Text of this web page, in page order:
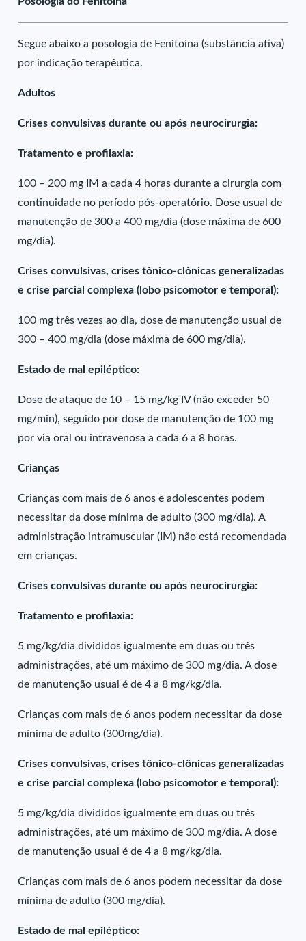
Segue abaixo a posologia de Fenitoína (substância ativa)
por indicação terapêutica.
Adultos
Crises convulsivas durante ou após neurocirurgia:
Tratamento e profilaxia:
100 – 200 mg IM a cada 4 horas durante a cirurgia com
continuidade no período pós-operatório. Dose usual de
manutenção de 300 a 400 mg/dia (dose máxima de 600
mg/dia).
Crises convulsivas, crises tônico-clônicas generalizadas
e crise parcial complexa (lobo psicomotor e temporal):
100 mg três vezes ao dia, dose de manutenção usual de
300 – 400 mg/dia (dose máxima de 600 mg/dia).
Estado de mal epiléptico:
Dose de ataque de 10 – 15 mg/kg IV (não exceder 50
mg/min), seguido por dose de manutenção de 100 mg
por via oral ou intravenosa a cada 6 a 8 horas.
Crianças
Crianças com mais de 6 anos e adolescentes podem
necessitar da dose mínima de adulto (300 mg/dia). A
administração intramuscular (IM) não está recomendada
em crianças.
Crises convulsivas durante ou após neurocirurgia:
Tratamento e profilaxia:
5 mg/kg/dia divididos igualmente em duas ou três
administrações, até um máximo de 300 mg/dia. A dose
de manutenção usual é de 4 a 8 mg/kg/dia.
Crianças com mais de 6 anos podem necessitar da dose
mínima de adulto (300mg/dia).
Crises convulsivas, crises tônico-clônicas generalizadas
e crise parcial complexa (lobo psicomotor e temporal):
5 mg/kg/dia divididos igualmente em duas ou três
administrações, até um máximo de 300 mg/dia. A dose
de manutenção usual é de 4 a 8 mg/kg/dia.
Crianças com mais de 6 anos podem necessitar da dose
mínima de adulto (300 mg/dia).
Estado de mal epiléptico: